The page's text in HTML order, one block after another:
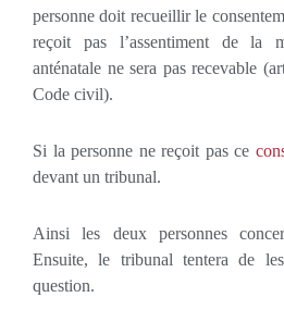
personne doit recueillir le
reçoit pas l’assentiment de la
anténatale ne sera pas recevable
Code civil).
Si la personne ne reçoit pas ce
devant un tribunal.
Ainsi les deux personnes
Ensuite, le tribunal tentera de
question.